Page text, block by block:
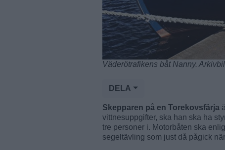
Väderötrafikens båt Nanny.
DELA
Skepparen på en Torekovsfärja
vittnesuppgifter, ska han ska ha
tre personer i. Motorbåten ska
segeltävling som just då pågick